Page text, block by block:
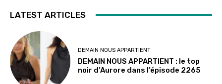
LATEST ARTICLES
DEMAIN NOUS APPARTIENT
DEMAIN NOUS APPARTIENT : le top
noir d’Aurore dans l’épisode 2265